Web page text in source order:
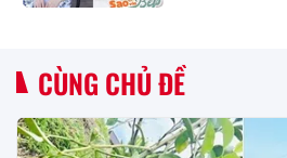
CÙNG CHỦ ĐỀ